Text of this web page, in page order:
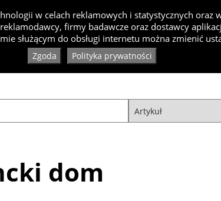
Artykuły Produkty Specjaliści
dom
w celach reklamowych i statystycznych
firmy badawcze oraz dostawcy
służącym do obsługi internetu można zmienić
Zgoda Polityka prywatności